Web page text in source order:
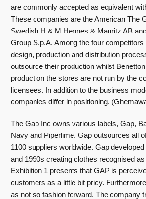
are commonly accepted as equivalent
These companies are the American The
Swedish H & M Hennes & Mauritz AB
Group S.p.A. Among the four competitors
design, production and distribution
outsource their production whilst
production the stores are not run by the
licensees. In addition to the business
companies differ in positioning.
The Gap Inc owns various labels, Gap,
Navy and Piperlime. Gap outsources all
1100 suppliers worldwide. Gap
and 1990s creating clothes recognised as
Exhibition 1 presents that GAP is
customers as a little bit pricy.
as not so fashion forward. The company